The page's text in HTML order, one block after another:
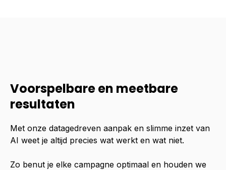
Voorspelbare en meetbare
resultaten
Met onze datagedreven aanpak en slimme inzet van
AI weet je altijd precies wat werkt en wat niet.
Zo benut je elke campagne optimaal en houden we